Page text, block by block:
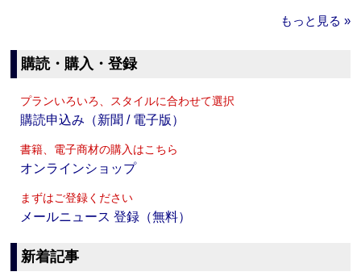
もっと見る »
購読・購入・登録
プランいろいろ、スタイルに合わせて選択
購読申込み（新聞 / 電子版）
書籍、電子商材の購入はこちら
オンラインショップ
まずはご登録ください
メールニュース 登録（無料）
新着記事